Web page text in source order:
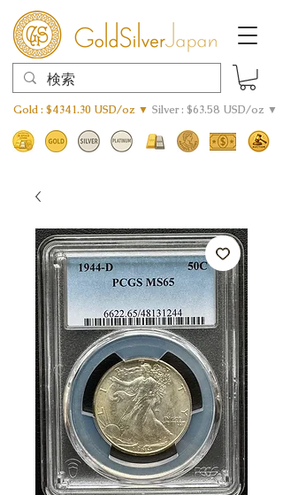
Gold : $4341.30 USD/oz ▼ Silver : $63.58 USD/oz ▼